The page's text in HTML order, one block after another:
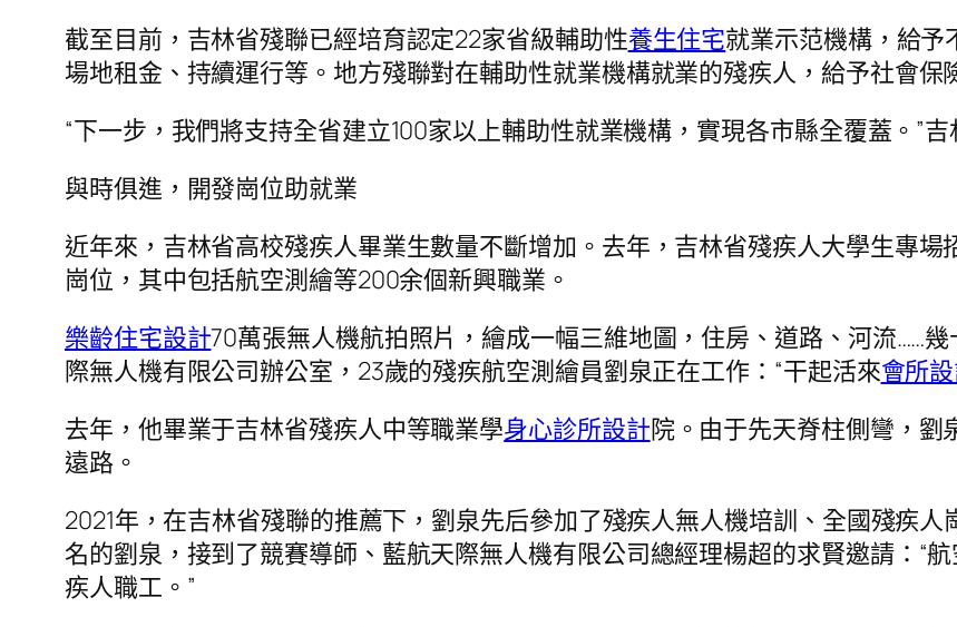
截至目前，吉林省殘聯已經培育認定22家省級輔助性養生住宅就業示范機構，給予
場地租金、持續運行等。地方殘聯對在輔助性就業機構就業的殘疾人，給予社會保
“下一步，我們將支持全省建立100家以上輔助性就業機構，實現各市縣全覆蓋。”
與時俱進，開發崗位助就業
近年來，吉林省高校殘疾人畢業生數量不斷增加。去年，吉林省殘疾人大學生專
崗位，其中包括航空測繪等200余個新興職業。
樂齡住宅設計70萬張無人機航拍照片，繪成一幅三維地圖，住房、道路、河流……
際無人機有限公司辦公室，23歲的殘疾航空測繪員劉泉正在工作：“干起活來會所
去年，他畢業于吉林省殘疾人中等職業學身心診所設計院。由于先天脊柱側彎，劉
遠路。
2021年，在吉林省殘聯的推薦下，劉泉先后參加了殘疾人無人機培訓、全國殘疾
名的劉泉，接到了競賽導師、藍航天際無人機有限公司總經理楊超的求賢邀請：“
疾人職工。”